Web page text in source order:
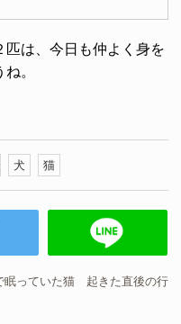
は、今日も仲よく身を
。
犬 猫
眠っていた猫 起きた直後の行